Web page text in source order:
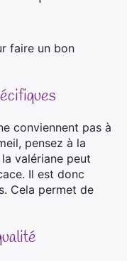
faire un bon
conviennent pas à
pensez à la
valériane peut
Il est donc
Cela permet de